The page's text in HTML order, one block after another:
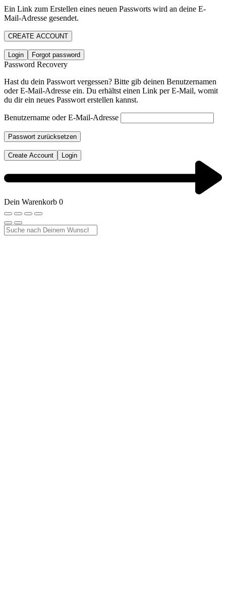
Ein Link zum Erstellen eines neuen Passworts wird an deine E-
Mail-Adresse gesendet.
CREATE ACCOUNT
Login Forgot password
Password Recovery
Hast du dein Passwort vergessen? Bitte gib deinen Benutzernamen
oder E-Mail-Adresse ein. Du erhältst einen Link per E-Mail, womit
du dir ein neues Passwort erstellen kannst.
Benutzername oder E-Mail-Adresse
Passwort zurücksetzen
Create Account Login
Dein Warenkorb 0